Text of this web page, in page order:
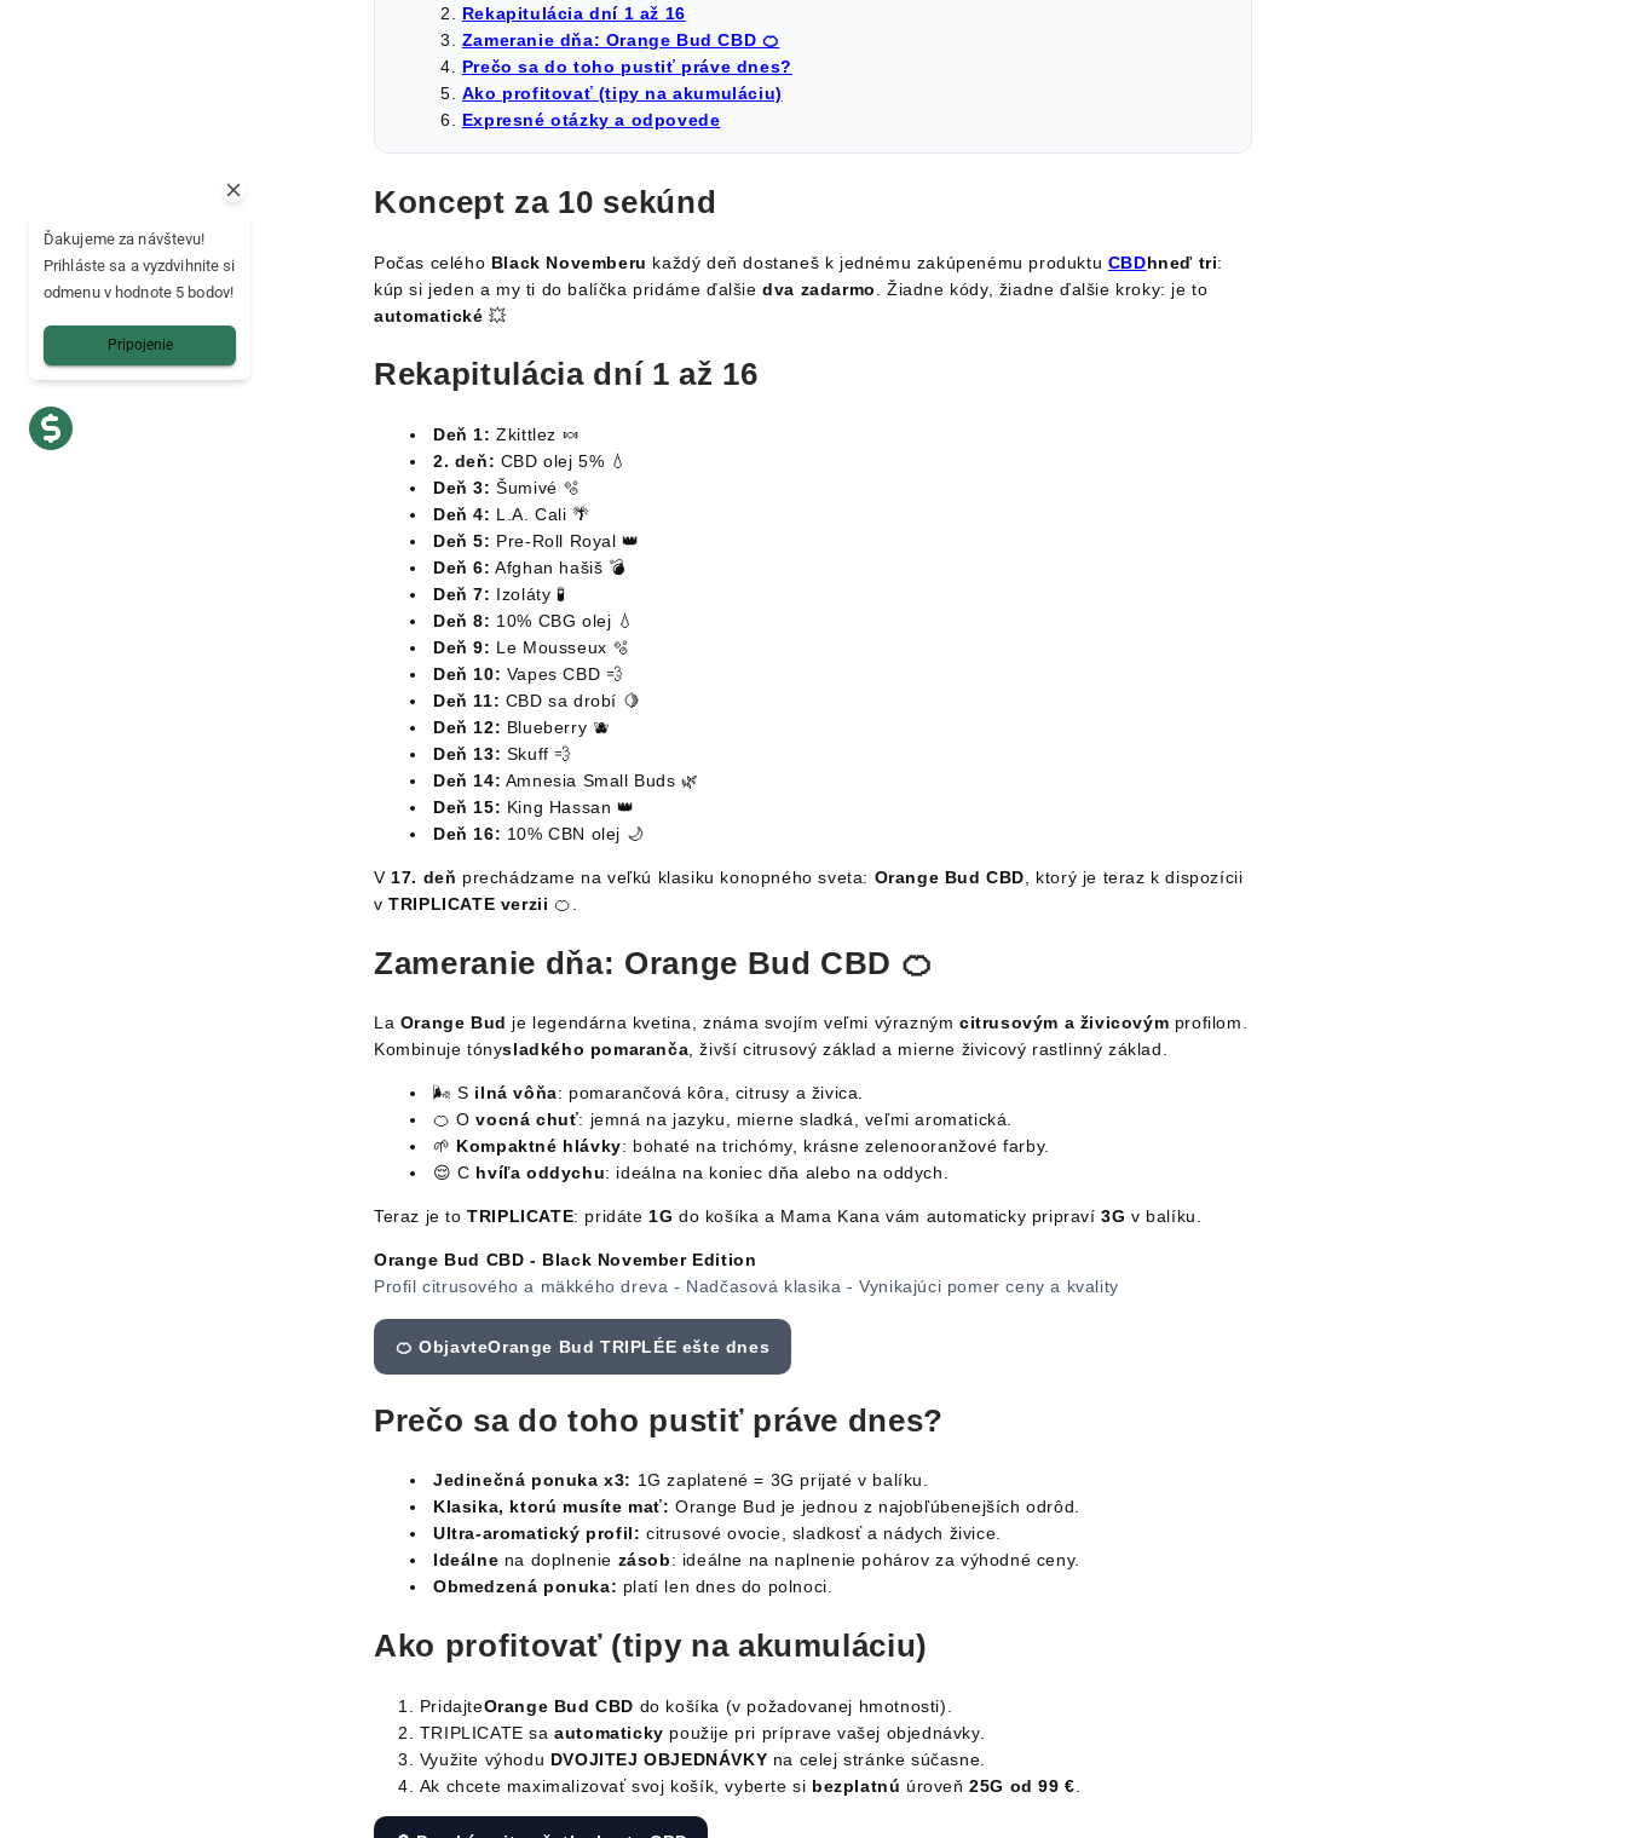
Rekapitulácia dní 1 až 16
Zameranie dňa: Orange Bud CBD 🍊
Prečo sa do toho pustiť práve dnes?
Ako profitovať (tipy na akumuláciu)
Expresné otázky a odpovede
Koncept za 10 sekúnd
Počas celého Black Novemberu každý deň dostaneš k jednému zakúpenému produktu CBDhneď tri:
kúp si jeden a my ti do balíčka pridáme ďalšiedva zadarmo
. Žiadne kódy, žiadne ďalšie kroky: je to
automatické 💥
Rekapitulácia dní 1 až 16
Deň 1: Zkittlez 🍬
2. deň: CBD olej 5% 💧
Deň 3: Šumivé 🫧
Deň 4: L.A. Cali 🌴
Deň 5: Pre-Roll Royal 👑
Deň 6: Afghan hašiš 💣
Deň 7: Izoláty 🧪
Deň 8: 10% CBG olej 💧
Deň 9: Le Mousseux 🫧
Deň 10: Vapes CBD 💨
Deň 11: CBD sa drobí 🍋
Deň 12: Blueberry 🫐
Deň 13: Skuff 💨
Deň 14: Amnesia Small Buds 🌿
Deň 15: King Hassan 👑
Deň 16: 10% CBN olej 🌙
V 17. deň prechádzame na veľkú klasiku konopného sveta: Orange Bud CBD , ktorý je teraz k dispozícii
vTRIPLICATE verzii 🍊.
Zameranie dňa: Orange Bud CBD 🍊
La Orange Bud je legendárna kvetina, známa svojím veľmi výraznýmcitrusovým a živicovým profilom.
Kombinuje tónysladkého pomaranča, živší citrusový základ a mierne živicový rastlinný základ.
🌬 S ilná vôňa: pomarančová kôra, citrusy a živica.
🍊 Ovocná chuť: jemná na jazyku, mierne sladká, veľmi aromatická.
🌱 Kompaktné hlávky: bohaté na trichómy, krásne zelenooranžové farby.
😌 C hvíľa oddychu: ideálna na koniec dňa alebo na oddych.
Teraz je toTRIPLICATE: pridáte1G do košíka a Mama Kana vám automaticky pripraví3G v balíku.
Orange Bud CBD - Black November Edition
Profil citrusového a mäkkého dreva - Nadčasová klasika - Vynikajúci pomer ceny a kvality
🍊 ObjavteOrange Bud TRIPLÉE ešte dnes
Prečo sa do toho pustiť práve dnes?
Jedinečná ponuka x3: 1G zaplatené = 3G prijaté v balíku.
Klasika, ktorú musíte mať: Orange Bud je jednou z najobľúbenejších odrôd.
Ultra-aromatický profil: citrusové ovocie, sladkosť a nádych živice.
Ideálne na doplnenie zásob: ideálne na naplnenie pohárov za výhodné ceny.
Obmedzená ponuka: platí len dnes do polnoci.
Ako profitovať (tipy na akumuláciu)
PridajteOrange Bud CBD do košíka (v požadovanej hmotnosti).
TRIPLICATE saautomaticky použije pri príprave vašej objednávky.
Využite výhodu DVOJITEJ OBJEDNÁVKY na celej stránke súčasne.
Ak chcete maximalizovať svoj košík, vyberte si bezplatnú úroveň25G od 99 €
Ďakujeme za návštevu!
Prihláste sa a vyzdvihnite si
odmenu v hodnote 5 bodov!
Pripojenie